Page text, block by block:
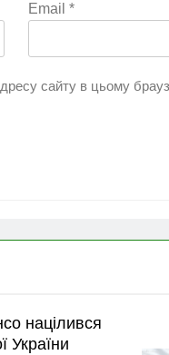
Email *
сайту в цьому
націлився
України